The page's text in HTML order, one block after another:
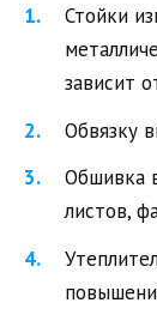
Стойки
зависит
Обвязку
Обшивка
листов,